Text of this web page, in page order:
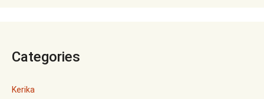
Categories
Kerika